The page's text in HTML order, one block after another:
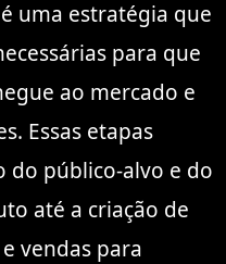
uma estratégia que
para que
ao mercado e
Essas etapas
do público-alvo e do
até a criação de
vendas para